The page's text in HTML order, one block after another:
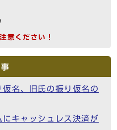
意ください！
名、旧氏の振り仮名の
キャッシュレス決済が